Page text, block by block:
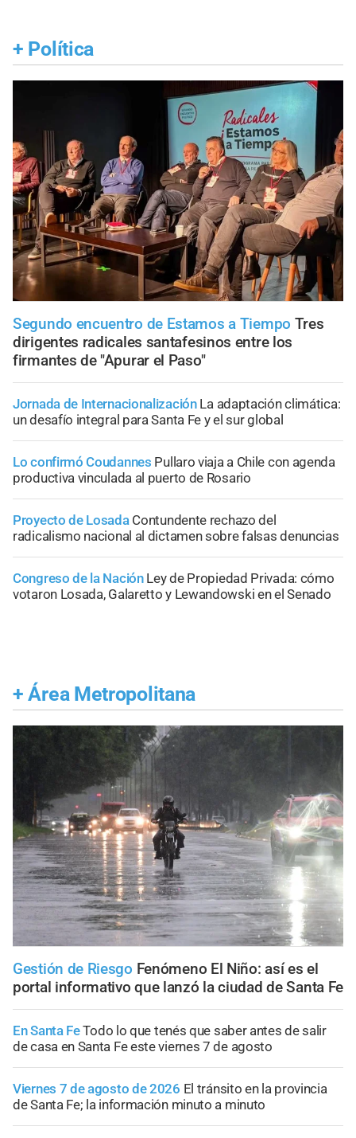
+ Política
Segundo encuentro de Estamos a Tiempo Tres
dirigentes radicales santafesinos entre los
firmantes de "Apurar el Paso"
Jornada de Internacionalización La adaptación climática:
un desafío integral para Santa Fe y el sur global
Lo confirmó Coudannes Pullaro viaja a Chile con agenda
productiva vinculada al puerto de Rosario
Proyecto de Losada Contundente rechazo del
radicalismo nacional al dictamen sobre falsas denuncias
Congreso de la Nación Ley de Propiedad Privada: cómo
votaron Losada, Galaretto y Lewandowski en el Senado
+ Área Metropolitana
Gestión de Riesgo Fenómeno El Niño: así es el
portal informativo que lanzó la ciudad de Santa Fe
En Santa FeTodo lo que tenés que saber antes de salir
de casa en Santa Fe este viernes 7 de agosto
Viernes 7 de agosto de 2026 El tránsito en la provincia
de Santa Fe; la información minuto a minuto